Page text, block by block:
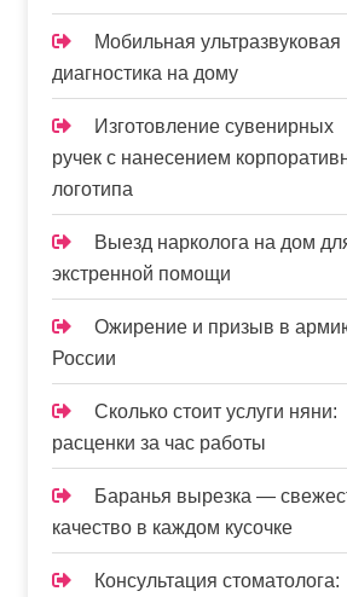
Мобильная ультразвуковая
диагностика на дому
Изготовление сувенирных
ручек с нанесением
логотипа
Выезд нарколога на дом
экстренной помощи
Ожирение и призыв в
России
Сколько стоит услуги няни:
расценки за час работы
Баранья вырезка —
качество в каждом кусочке
Консультация стоматолога: